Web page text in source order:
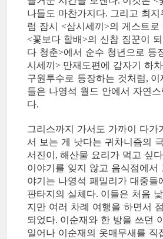
나들도 마찬가지다. 그리고 최지
럼 잠시 <삼시세끼>의 게스트로
<꽃보다 할배>의 신참 짐꾼이
다 청춘>에서 순수 청년으로 등
시세끼> 만재도편에 갑자기 하
구원투수로 등장하는 것처럼, 이
들은 나영석 월드 안에서 자연
다.
그리스까지 가서도 가까이 다가
서 보는 게 낫다는 귀차니즘의
서진이, 해산물 요리가 먹고 싶
이야기를 잊지 않고 음식점에서
야기는 나영석 패밀리가 대중들
판타지의 실체다. 이들은 처음
지만 여러 차례 여행을 하면서
되었다. 이순재와 한 방을 쓰던
일어나 이순재의 옷매무새를 직